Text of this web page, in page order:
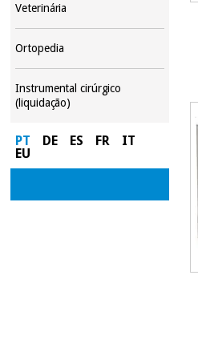
Veterinária
Ortopedia
Instrumental cirúrgico
(liquidação)
PT DE ES FR
IT
EU